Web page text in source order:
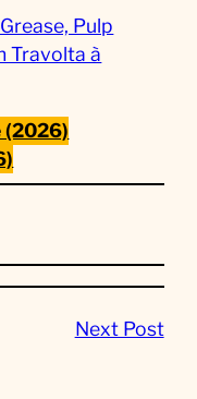
Pulp
Travolta à
(2026)
Next Post